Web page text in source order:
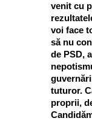
venit cu
voi face
să nu
de PSD,
tuturor.
proprii,